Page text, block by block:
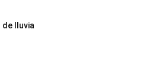
de lluvia